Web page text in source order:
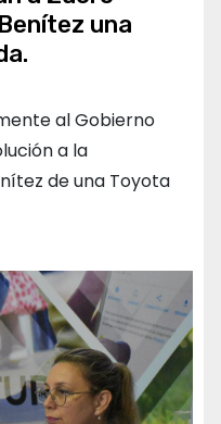
una
al Gobierno
a la
de una Toyota